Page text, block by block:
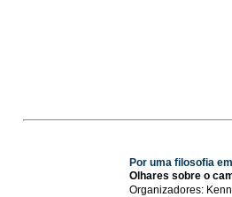
Por uma filosofia
Olhares sobre o
Organizadores: